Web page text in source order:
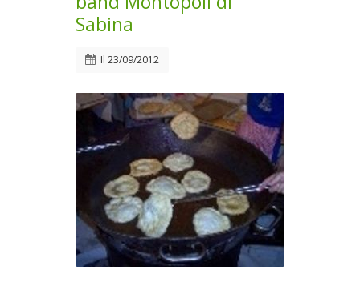
Sabina
Il 23/09/2012